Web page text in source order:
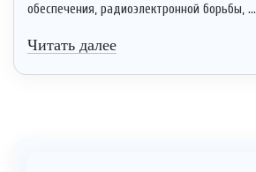
обеспечения, радиоэлектронной борьбы, ...
Читать далее